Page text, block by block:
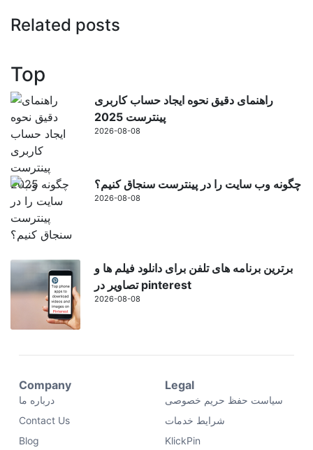
Related posts
Top
راهنمای دقیق نحوه ایجاد حساب کاربری
پینترست 2025
2026-08-08
چگونه وب سایت را در پینترست سنجاق کنیم؟
2026-08-08
برترین برنامه های تلفن برای دانلود فیلم ها و
تصاویر در pinterest
2026-08-08
Company
درباره ما
Contact Us
Blog
Legal
سیاست حفظ حریم خصوصی
شرایط خدمات
KlickPin